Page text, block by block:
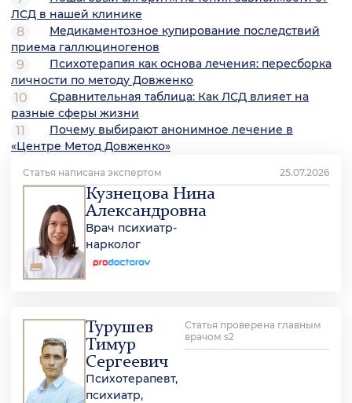
ЛСД в нашей клинике
Медикаментозное купирование последствий
приема галлюциногенов
Психотерапия как основа лечения: пересборка
личности по методу Довженко
Сравнительная таблица: Как ЛСД влияет на
разные сферы жизни
Почему выбирают анонимное лечение в
«Центре Метод Довженко»
Кузнецова Нина
Александровна
Врач психиатр-
нарколог
Статья написана экспертом 25.07.2026
Турушев
Тимур
Сергеевич
Психотерапевт,
психиатр,
Статья проверена главным
врачом s2